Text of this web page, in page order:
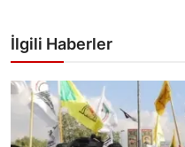
İlgili Haberler